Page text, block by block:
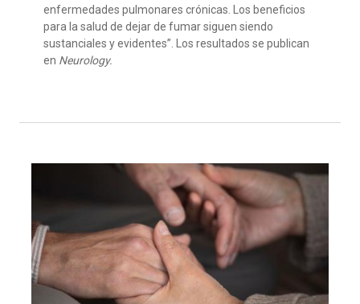
enfermedades pulmonares crónicas. Los beneficios
para la salud de dejar de fumar siguen siendo
sustanciales y evidentes”. Los resultados se publican
en Neurology.